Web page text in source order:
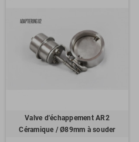
Valve d'échappement AR2
Céramique / Ø89mm à souder